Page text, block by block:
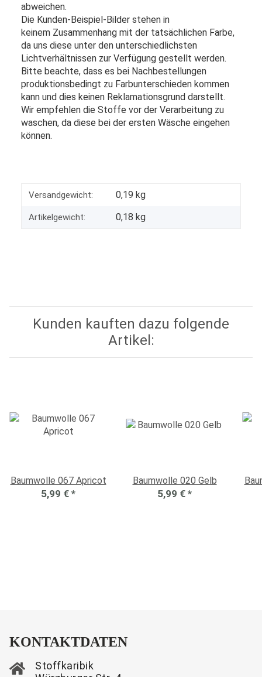
abweichen.
Die Kunden-Beispiel-Bilder stehen in
keinem Zusammenhang mit der tatsächlichen Farbe,
da uns diese unter den unterschiedlichsten
Lichtverhältnissen zur Verfügung gestellt werden.
Bitte beachte, dass es bei Nachbestellungen
produktionsbedingt zu Farbunterschieden kommen
kann und dies keinen Reklamationsgrund darstellt.
Wir empfehlen die Stoffe vor der Verarbeitung zu
waschen, da diese bei der ersten Wäsche eingehen
können.
Versandgewicht: 0,19 kg
Artikelgewicht: 0,18 kg
Kunden kauften dazu folgende
Artikel:
Baumwolle 067 Apricot
5,99 € *
Baumwolle 020 Gelb
5,99 € *
KONTAKTDATEN
Stoffkaribik